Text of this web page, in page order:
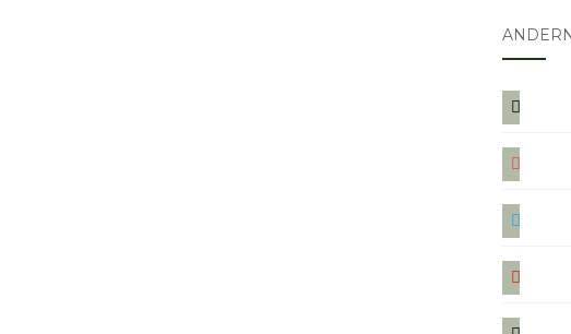
bloglovin
instagram
twitter
pinterest
mail